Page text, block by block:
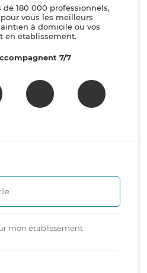
180 000 professionnels,
vous les meilleurs
à domicile ou vos
en établissement.
7/7
mon établissement